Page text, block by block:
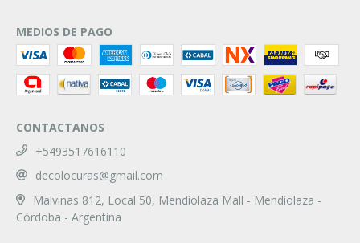
MEDIOS DE PAGO
CONTACTANOS
+5493517616110
decolocuras@gmail.com
Malvinas 812, Local 50, Mendiolaza Mall - Mendiolaza -
Córdoba - Argentina